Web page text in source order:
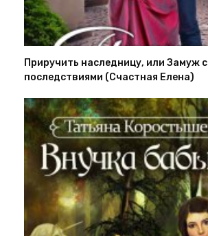
Приручить наследницу, или Замуж с
последствиями (Счастная Елена)